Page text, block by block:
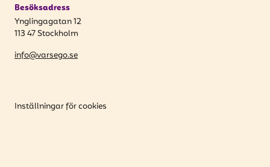
Besöksadress
Ynglingagatan 12
113 47 Stockholm
info@varsego.se
Inställningar för cookies